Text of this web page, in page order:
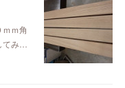
ｍ角
み…